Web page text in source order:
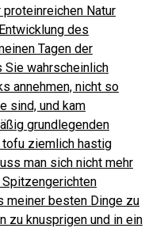
Natur
des
Tagen der
wahrscheinlich
annehmen, nicht so
sind, und kam
grundlegenden
tofu ziemlich hastig
man sich nicht mehr
meiner besten Dinge zu
zu knusprigen und in ein